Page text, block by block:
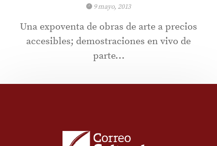
9 mayo, 2013
Una expoventa de obras de arte a precios
accesibles; demostraciones en vivo de
parte…